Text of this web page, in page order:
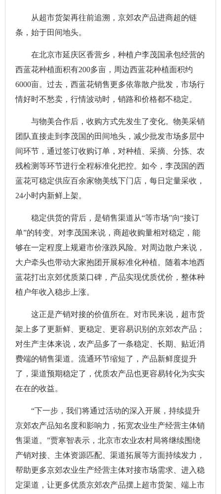
从超市货架再往前追溯，京郊农产品进商超的链
条，始于田间地头。
在北京市延庆区香营乡，种植户李茂国承包经营的
西蓝花种植面积有200多亩，周边西蓝花种植面积约
6000亩。过去，西蓝花销售更多依靠散户批发，市场行
情好时不愁卖，行情波动时，销路和价格都不稳定。
与物美合作后，收购方式先发生了变化。物美采销
团队直接走到李茂国的田间地头，减少批发市场多层中
间环节，通过签订收购订单，对种植、采摘、分拣、农
残检测等环节进行全程标准化把控。如今，李茂国的西
蓝花可稳定供应百余家物美线下门店，每日定量采收，
24小时内新鲜上架。
稳定供货的背后，是销售渠道从“等市场”向“接订
单”的转变。对李茂国来说，商超收购量相对稳定，能
够在一定程度上规避市价涨跌风险。对周边散户来说，
大户牵头也带动大家抱团开展标准化种植。随着本地西
蓝花打出京郊优质菜口碑，产品实现优质优价，整体种
植户年收入稳步上涨。
这正是产销对接的价值所在。对市民来说，超市货
架上多了更新鲜、更稳定、更容易识别的京郊农产品；
对生产主体来说，农产品多了一条稳定、长期、贴近消
费端的销售渠道。流通环节缩短了，产品新鲜度提升
了，渠道预期稳定了，优质农产品也更容易转化为实实
在在的收益。
“下一步，我们将通过活动的深入开展，持续提升
京郊农产品知名度和影响力，拓宽农业生产经营主体销
售渠道。”贾寒智表示，北京市农业农村局将继续围绕
产销对接、主体资源匹配、渠道拓展等方面持续发力，
帮助更多京郊农业生产经营主体对接市场需求、进入稳
定渠道，让更多优质京郊农产品摆上超市货架、端上市